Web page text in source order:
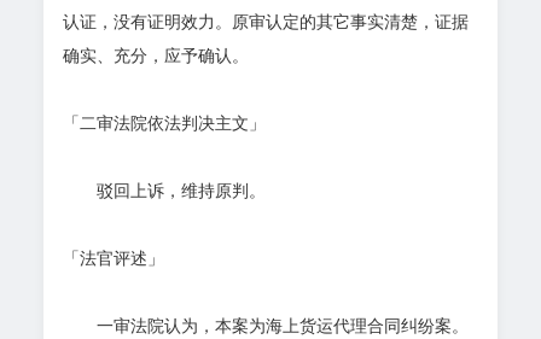
认证，没有证明效力。原审认定的其它事实清楚，证据
确实、充分，应予确认。
「二审法院依法判决主文」
驳回上诉，维持原判。
「法官评述」
一审法院认为，本案为海上货运代理合同纠纷案。